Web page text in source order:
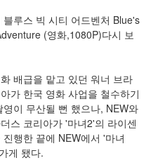
블루스 빅 시티 어드벤처 Blue's
(영화,1080P)다시 보
배급을 맡고 있던 워너 브라
가 한국 영화 사업을 철수하기
영이 무산될 뻔 했으나, NEW와
스 코리아가 '마녀2'의 라이센
진행한 끝에 NEW에서 '마녀
게 됐다.